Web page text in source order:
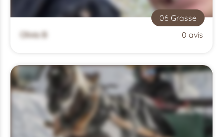
06 Grasse
Olivia B
0 avis